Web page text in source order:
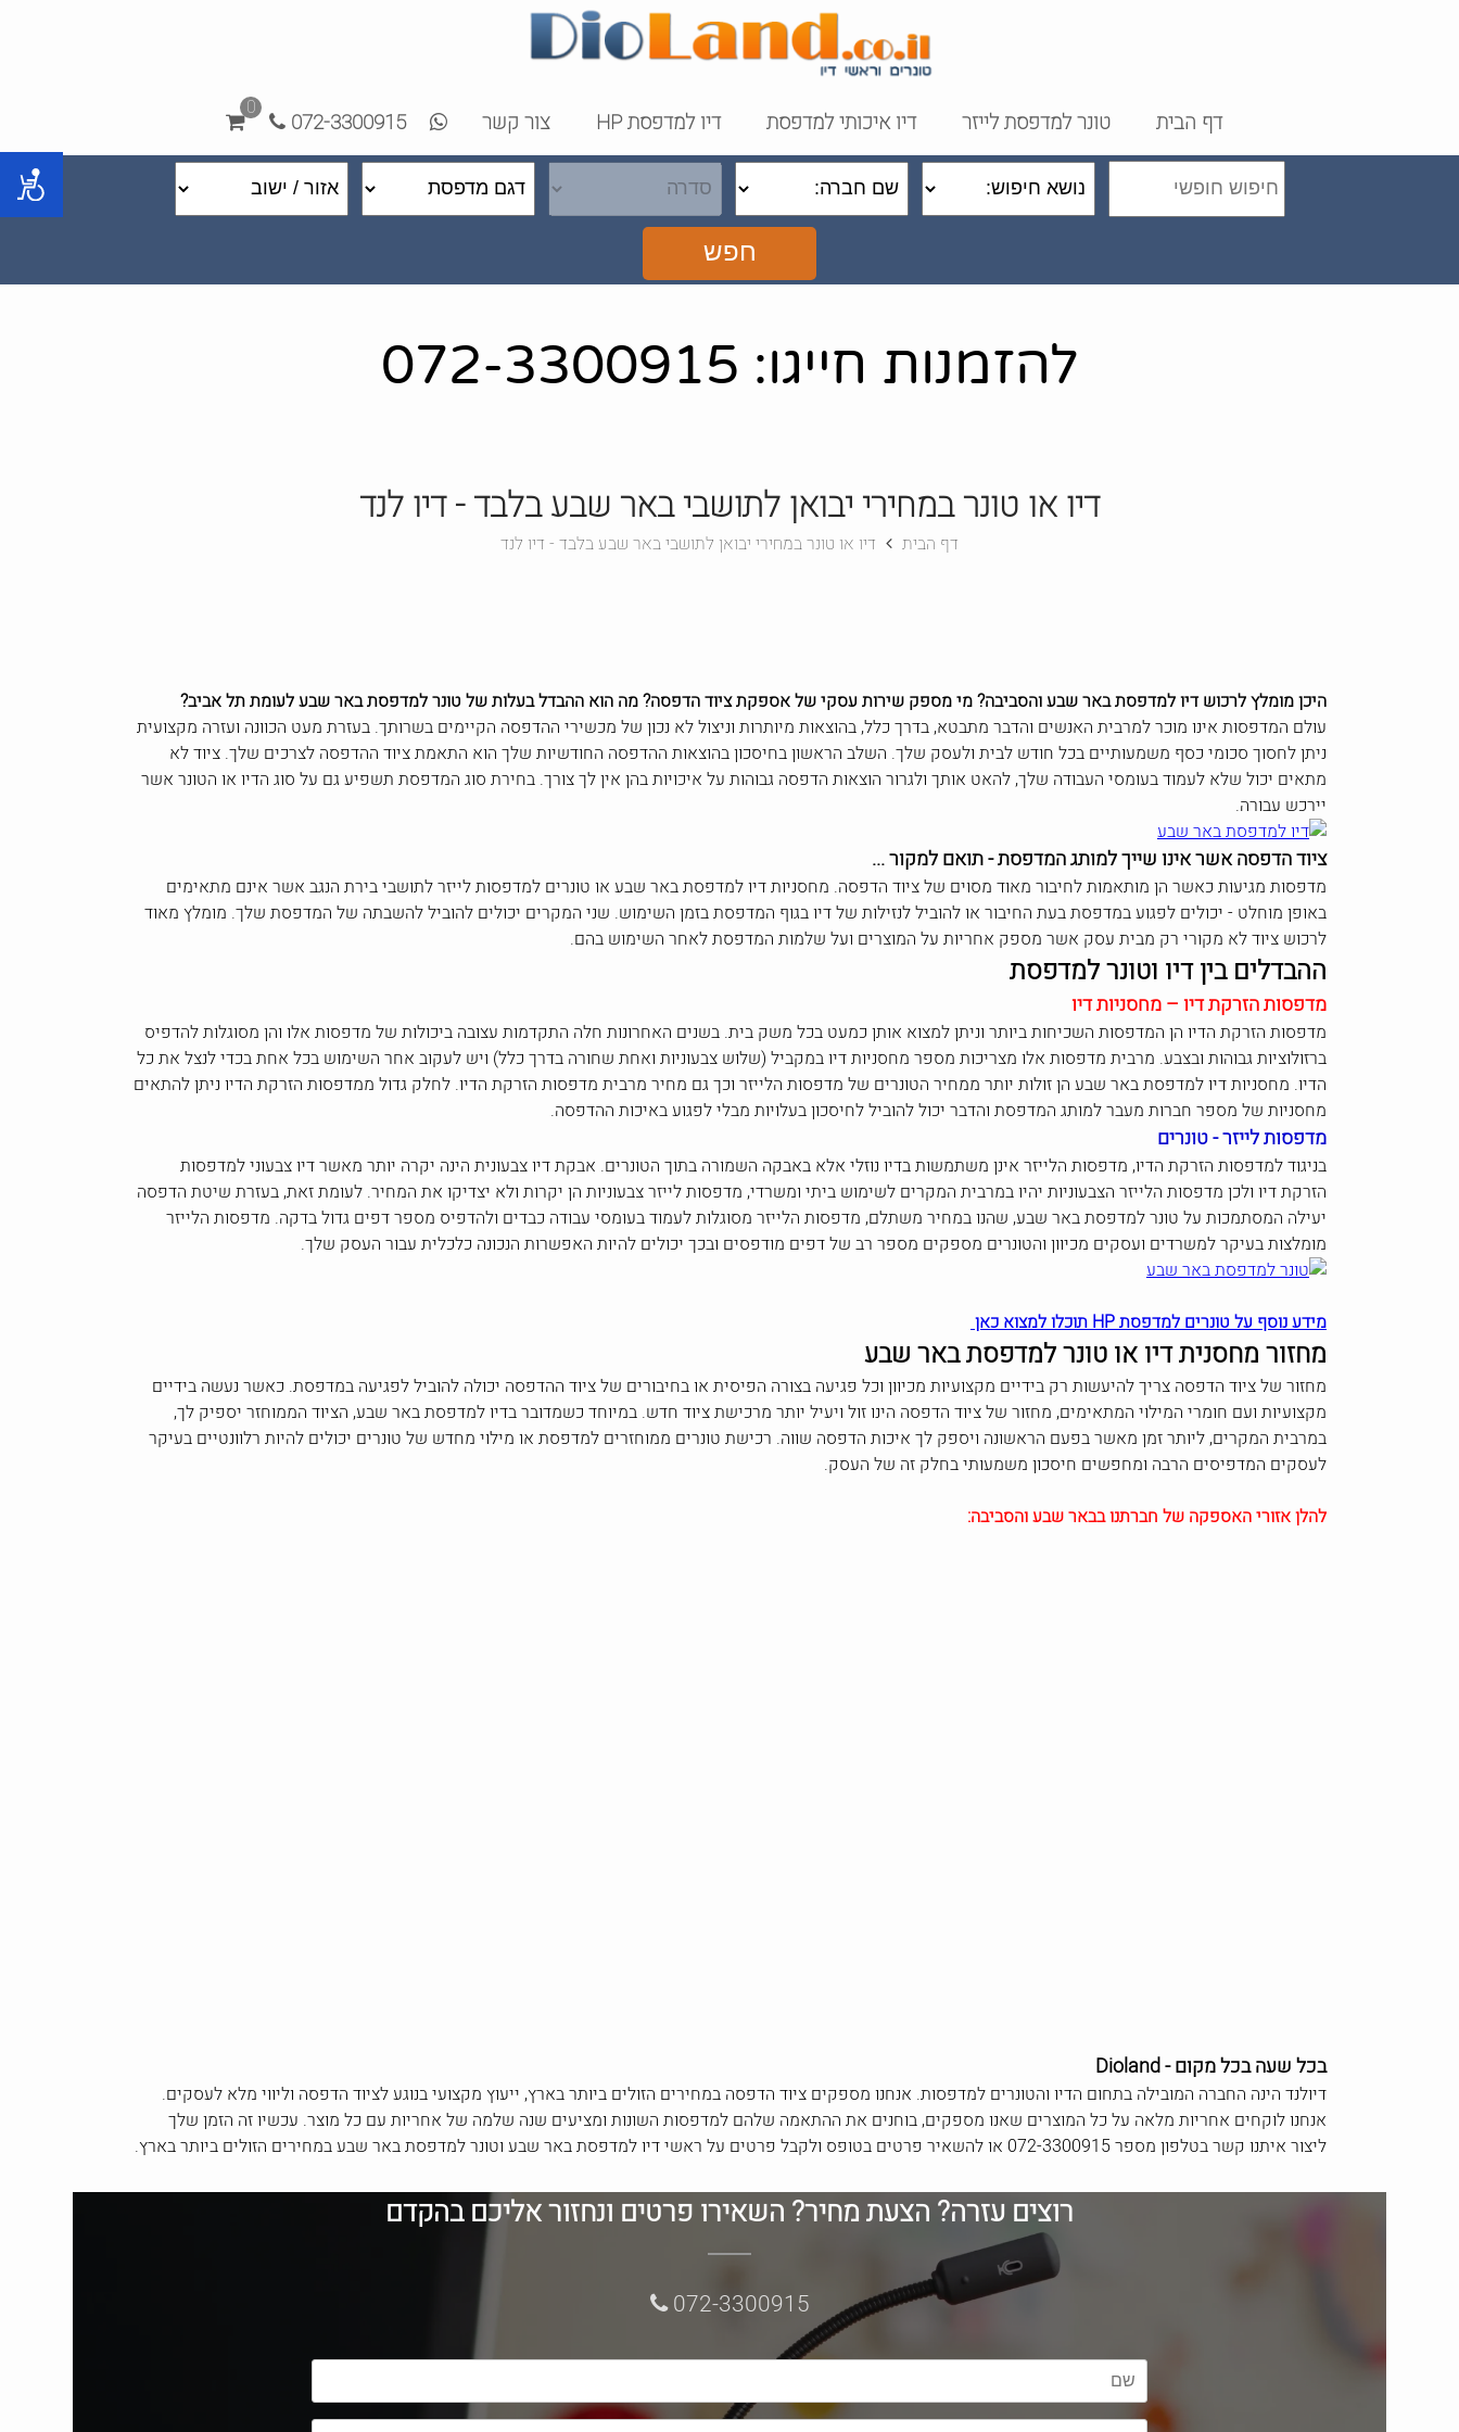
דף הבית טונר למדפסת לייזר דיו איכותי למדפסת דיו למדפסת HP צור קשר 072-3300915
0
חפש
להזמנות חייגו: 072-3300915
דיו או טונר במחירי יבואן לתושבי באר שבע בלבד - דיו לנד
דף הבית דיו או טונר במחירי יבואן לתושבי באר שבע בלבד - דיו לנד
היכן מומלץ לרכוש דיו למדפסת באר שבע והסביבה? מי מספק שירות עסקי של אספקת ציוד הדפסה? מה הוא ההבדל בעלות של טונר למדפסת באר שבע לעומת תל אביב?
עולם המדפסות אינו מוכר למרבית האנשים והדבר מתבטא, בדרך כלל, בהוצאות מיותרות וניצול לא נכון של מכשירי ההדפסה הקיימים בשרותך. בעזרת מעט הכוונה ועזרה מקצועית
ניתן לחסוך סכומי כסף משמעותיים בכל חודש לבית ולעסק שלך. השלב הראשון בחיסכון בהוצאות ההדפסה החודשיות שלך הוא התאמת ציוד ההדפסה לצרכים שלך. ציוד לא
מתאים יכול שלא לעמוד בעומסי העבודה שלך, להאט אותך ולגרור הוצאות הדפסה גבוהות על איכויות בהן אין לך צורך. בחירת סוג המדפסת תשפיע גם על סוג הדיו או הטונר אשר
יירכש עבורה.
ציוד הדפסה אשר אינו שייך למותג המדפסת - תואם למקור ...
מדפסות מגיעות כאשר הן מותאמות לחיבור מאוד מסוים של ציוד הדפסה. מחסניות דיו למדפסת באר שבע או טונרים למדפסות לייזר לתושבי בירת הנגב אשר אינם מתאימים
באופן מוחלט - יכולים לפגוע במדפסת בעת החיבור או להוביל לנזילות של דיו בגוף המדפסת בזמן השימוש. שני המקרים יכולים להוביל להשבתה של המדפסת שלך. מומלץ מאוד
לרכוש ציוד לא מקורי רק מבית עסק אשר מספק אחריות על המוצרים ועל שלמות המדפסת לאחר השימוש בהם.
ההבדלים בין דיו וטונר למדפסת
מדפסות הזרקת דיו – מחסניות דיו
מדפסות הזרקת הדיו הן המדפסות השכיחות ביותר וניתן למצוא אותן כמעט בכל משק בית. בשנים האחרונות חלה התקדמות עצובה ביכולות של מדפסות אלו והן מסוגלות להדפיס
ברזולוציות גבוהות ובצבע. מרבית מדפסות אלו מצריכות מספר מחסניות דיו במקביל (שלוש צבעוניות ואחת שחורה בדרך כלל) ויש לעקוב אחר השימוש בכל אחת בכדי לנצל את כל
הדיו. מחסניות דיו למדפסת באר שבע הן זולות יותר ממחיר הטונרים של מדפסות הלייזר וכך גם מחיר מרבית מדפסות הזרקת הדיו. לחלק גדול ממדפסות הזרקת הדיו ניתן להתאים
מחסניות של מספר חברות מעבר למותג המדפסת והדבר יכול להוביל לחיסכון בעלויות מבלי לפגוע באיכות ההדפסה.
מדפסות לייזר - טונרים
בניגוד למדפסות הזרקת הדיו, מדפסות הלייזר אינן משתמשות בדיו נוזלי אלא באבקה השמורה בתוך הטונרים. אבקת דיו צבעונית הינה יקרה יותר מאשר דיו צבעוני למדפסות
הזרקת דיו ולכן מדפסות הלייזר הצבעוניות יהיו במרבית המקרים לשימוש ביתי ומשרדי, מדפסות לייזר צבעוניות הן יקרות ולא יצדיקו את המחיר. לעומת זאת, בעזרת שיטת הדפסה
יעילה המסתמכות על טונר למדפסת באר שבע, שהנו במחיר משתלם, מדפסות הלייזר מסוגלות לעמוד בעומסי עבודה כבדים ולהדפיס מספר דפים גדול בדקה. מדפסות הלייזר
מומלצות בעיקר למשרדים ועסקים מכיוון והטונרים מספקים מספר רב של דפים מודפסים ובכך יכולים להיות האפשרות הנכונה כלכלית עבור העסק שלך.
מידע נוסף על טונרים למדפסת HP תוכלו למצוא כאן
מחזור מחסנית דיו או טונר למדפסת באר שבע
מחזור של ציוד הדפסה צריך להיעשות רק בידיים מקצועיות מכיוון וכל פגיעה בצורה הפיסית או בחיבורים של ציוד ההדפסה יכולה להוביל לפגיעה במדפסת. כאשר נעשה בידיים
מקצועיות ועם חומרי המילוי המתאימים, מחזור של ציוד הדפסה הינו זול ויעיל יותר מרכישת ציוד חדש. במיוחד כשמדובר בדיו למדפסת באר שבע, הציוד הממוחזר יספיק לך,
במרבית המקרים, ליותר זמן מאשר בפעם הראשונה ויספק לך איכות הדפסה שווה. רכישת טונרים ממוחזרים למדפסת או מילוי מחדש של טונרים יכולים להיות רלוונטיים בעיקר
לעסקים המדפיסים הרבה ומחפשים חיסכון משמעותי בחלק זה של העסק.
להלן אזורי האספקה של חברתנו בבאר שבע והסביבה:
Dioland - בכל שעה בכל מקום
דיולנד הינה החברה המובילה בתחום הדיו והטונרים למדפסות. אנחנו מספקים ציוד הדפסה במחירים הזולים ביותר בארץ, ייעוץ מקצועי בנוגע לציוד הדפסה וליווי מלא לעסקים.
אנחנו לוקחים אחריות מלאה על כל המוצרים שאנו מספקים, בוחנים את ההתאמה שלהם למדפסות השונות ומציעים שנה שלמה של אחריות עם כל מוצר. עכשיו זה הזמן שלך
ליצור איתנו קשר בטלפון מספר 072-3300915 או להשאיר פרטים בטופס ולקבל פרטים על ראשי דיו למדפסת באר שבע וטונר למדפסת באר שבע במחירים הזולים ביותר בארץ.
רוצים עזרה? הצעת מחיר? השאירו פרטים ונחזור אליכם בהקדם
072-3300915